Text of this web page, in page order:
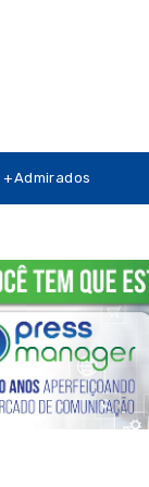
+Admirados